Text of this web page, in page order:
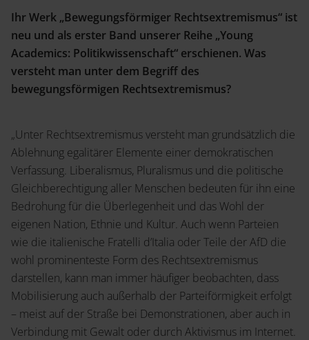
Ihr Werk „Bewegungsförmiger Rechtsextremismus“ ist
neu und als erster Band unserer Reihe „Young
Academics: Politikwissenschaft“ erschienen. Was
versteht man unter dem Begriff des
bewegungsförmigen Rechtsextremismus?
„Unter Rechtsextremismus versteht man grundsätzlich die
Ablehnung egalitärer Elemente einer demokratischen
Verfassung. Liberalismus, Pluralismus und die politische
Gleichberechtigung aller Menschen bedeuten für ihn eine
Bedrohung für die Überlegenheit und das Wohl der
eigenen Nation, Ethnie und Kultur. Auch wenn Parteien
wie die italienische Fratelli d’Italia oder Teile der AfD die
wohl prominenteste Form des Rechtsextremismus
darstellen, kann man immer häufiger beobachten, dass
Mobilisierung auch außerhalb der Parteiförmigkeit erfolgt
– meist auf der Straße bei Demonstrationen, aber auch in
Verbindung mit Gewalt oder durch Aktivismus im Internet.